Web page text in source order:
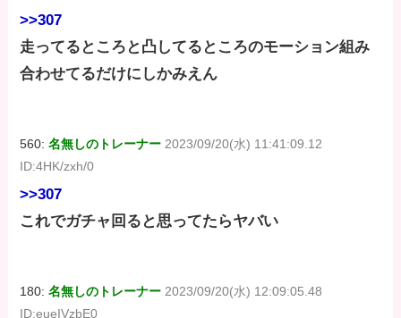
>>307
走ってるところと凸してるところのモーション組み
合わせてるだけにしかみえん
560:名無しのトレーナー 2023/09/20(水) 11:41:09.12
ID:4HK/zxh/0
>>307
これでガチャ回ると思ってたらヤバい
180:名無しのトレーナー 2023/09/20(水) 12:09:05.48
ID:eueIVzbE0